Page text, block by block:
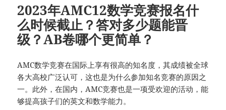
2023年AMC12数学竞赛报名什
么时候截止？答对多少题能晋
级？AB卷哪个更简单？
AMC数学竞赛在国际上享有很高的知名度，其成绩被全球
各大高校广泛认可，这也是为什么参加知名竞赛的原因之
一。此外，在国内，AMC竞赛也是一项受欢迎的活动，能
够提高孩子们的英文和数学能力。